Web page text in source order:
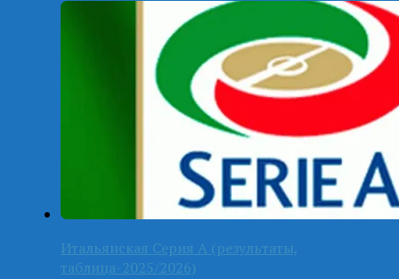
Итальянская Серия А (результаты,
таблица-2025/2026)